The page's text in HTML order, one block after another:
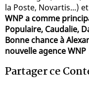
la Poste, Novartis...)
WNP a comme
Populaire, Caudalie,
Bonne chance à
nouvelle agence WNP
Partager ce